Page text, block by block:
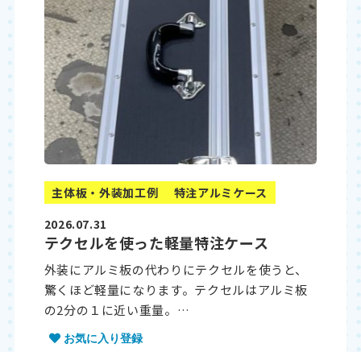
主体板・外装加工例
特注アルミケース
2026.07.31
テクセルを使った軽量特注ケース
外装にアルミ板の代わりにテクセルを使うと、
驚くほど軽量になります。テクセルはアルミ板
の2分の１に近い重量。…
お気に入り登録